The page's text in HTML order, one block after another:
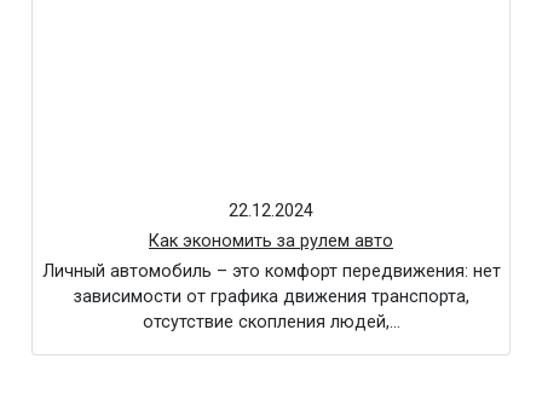
22.12.2024
Как экономить за рулем авто
Личный автомобиль – это комфорт передвижения: нет
зависимости от графика движения транспорта,
отсутствие скопления людей,…